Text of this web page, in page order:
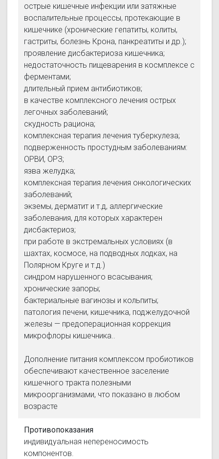
острые кишечные инфекции или затяжные
воспалительные процессы, протекающие в
кишечнике (хронические гепатиты, колиты,
гастриты, болезнь Крона, панкреатиты и др.);
проявление дисбактериоза кишечника;
недостаточность пищеварения в космплексе с
ферментами;
длительный прием антибиотиков;
в качестве комплексного лечения острых
легочных заболеваний;
скудность рациона;
комплексная терапия лечения туберкулеза;
подверженность простудным заболеваниям:
ОРВИ, ОРЗ;
язва желудка;
комплексная терапия лечения онкологических
заболеваний;
экземы, дерматит и т.д, аллергические
заболевания, для которых характерен
дисбактериоз;
при работе в экстремальных условиях (в
шахтах, космосе, на подводных лодках, на
Полярном Круге и т.д.)
синдром нарушенного всасывания;
хронические запоры;
бактериальные вагинозы и кольпиты;
патология печени, кишечника, поджелудочной
железы — предоперационная коррекция
микрофлоры кишечника..
Дополнение питания комплексом пробиотиков
обеспечивают качественное заселение
кишечного тракта полезными
микроорганизмами, что показано в любом
возрасте
Противопоказания
индивидуальная непереносимость
компонентов.